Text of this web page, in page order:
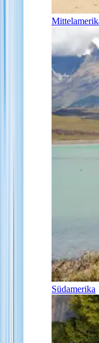
Südamerika